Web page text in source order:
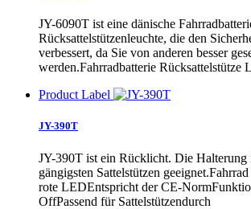
JY-6090T ist eine dänische
Rücksattelstützenleuchte, die den
verbessert, da Sie von anderen besser
werden.Fahrradbatterie Rücksattelstütze
Product Label
JY-390T
JY-390T ist ein Rücklicht. Die Halterung
gängigsten Sattelstützen
rote LEDEntspricht der CE-
OffPassend für Sattelstützendurch